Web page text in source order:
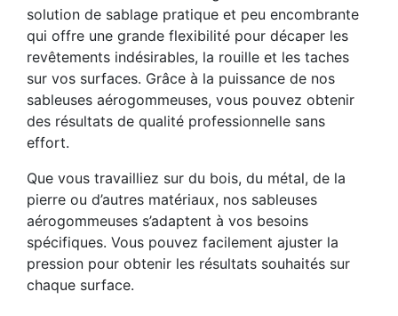
solution de sablage pratique et peu encombrante
qui offre une grande flexibilité pour décaper les
revêtements indésirables, la rouille et les taches
sur vos surfaces. Grâce à la puissance de nos
sableuses aérogommeuses, vous pouvez obtenir
des résultats de qualité professionnelle sans
effort.
Que vous travailliez sur du bois, du métal, de la
pierre ou d’autres matériaux, nos sableuses
aérogommeuses s’adaptent à vos besoins
spécifiques. Vous pouvez facilement ajuster la
pression pour obtenir les résultats souhaités sur
chaque surface.